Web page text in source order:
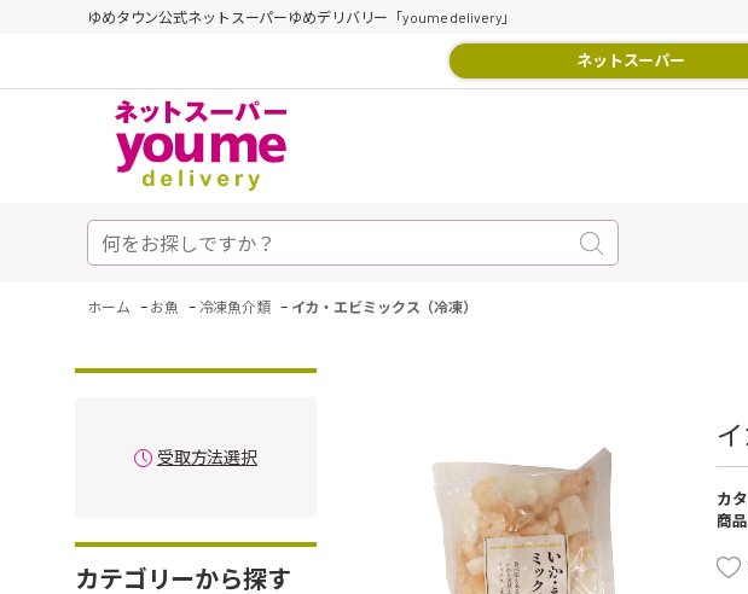
ゆめタウン公式ネットスーパーゆめデリバリー「youme delivery」
ネットスーパー
ホーム - お魚 - 冷凍魚介類 - イカ・エビミックス（冷凍）
受取方法選択
カテゴリーから探す
カ
商